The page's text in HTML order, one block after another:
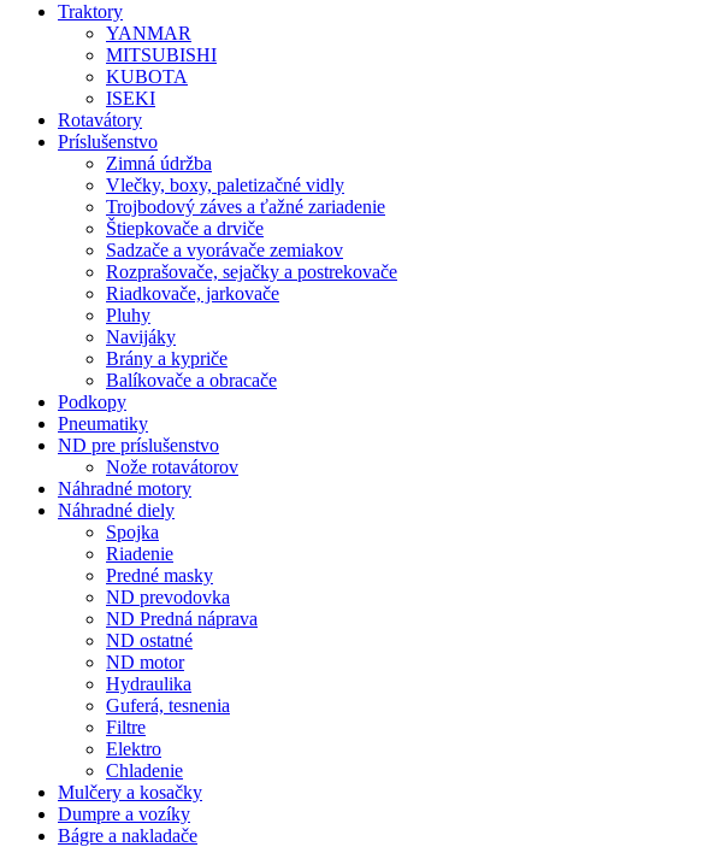
Traktory
YANMAR
MITSUBISHI
KUBOTA
ISEKI
Rotavátory
Príslušenstvo
Zimná údržba
Vlečky, boxy, paletizačné vidly
Trojbodový záves a ťažné zariadenie
Štiepkovače a drviče
Sadzače a vyorávače zemiakov
Rozprašovače, sejačky a postrekovače
Riadkovače, jarkovače
Pluhy
Navijáky
Brány a kypriče
Balíkovače a obracače
Podkopy
Pneumatiky
ND pre príslušenstvo
Nože rotavátorov
Náhradné motory
Náhradné diely
Spojka
Riadenie
Predné masky
ND prevodovka
ND Predná náprava
ND ostatné
ND motor
Hydraulika
Guferá, tesnenia
Filtre
Elektro
Chladenie
Mulčery a kosačky
Dumpre a vozíky
Bágre a nakladače